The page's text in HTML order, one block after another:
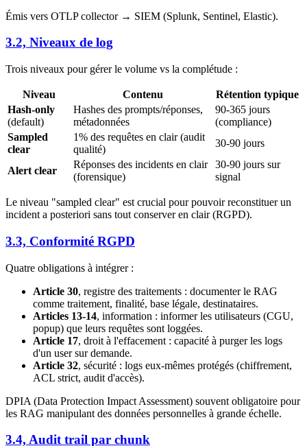
Émis vers OTLP collector → SIEM (Splunk, Sentinel, Elastic).
3.2, Niveaux de log
Trois niveaux pour gérer le volume vs la complétude :
Niveau Contenu
Rétention typique
Hash-only
(default)
Hashes des prompts/réponses,
métadonnées
90-365 jours
(compliance)
Sampled
clear
1% des requêtes en clair (audit
qualité)
30-90 jours
Alert clear
Réponses des incidents en clair
(forensique)
30-90 jours sur
signal
Le niveau "sampled clear" est crucial pour pouvoir reconstituer un
incident a posteriori sans tout conserver en clair (RGPD).
3.3, Conformité RGPD
Quatre obligations à intégrer :
Article 30, registre des traitements : documenter le RAG
comme traitement, finalité, base légale, destinataires.
Articles 13-14, information : informer les utilisateurs (CGU,
popup) que leurs requêtes sont loggées.
Article 17, droit à l'effacement : capacité à purger les logs
d'un user sur demande.
Article 32, sécurité : logs eux-mêmes protégés (chiffrement,
ACL strict, audit d'accès).
DPIA (Data Protection Impact Assessment) souvent obligatoire pour
les RAG manipulant des données personnelles à grande échelle.
3.4, Audit trail par chunk